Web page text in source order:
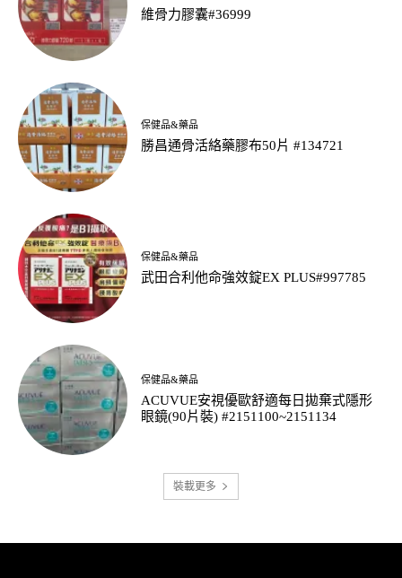
維骨力膠囊#36999
保健品&藥品
勝昌通骨活絡藥膠布50片 #134721
保健品&藥品
武田合利他命強效錠EX PLUS#997785
保健品&藥品
ACUVUE安視優歐舒適每日拋棄式隱形
眼鏡(90片裝) #2151100~2151134
裝載更多